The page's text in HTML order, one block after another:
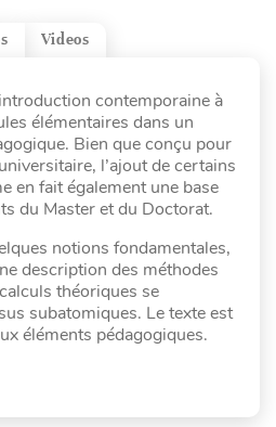
Videos
contemporaine à
élémentaires dans un
Bien que conçu pour
l’ajout de certains
en fait également une base
du Master et du Doctorat.
notions fondamentales,
description des méthodes
théoriques se
subatomiques. Le texte est
éléments pédagogiques.